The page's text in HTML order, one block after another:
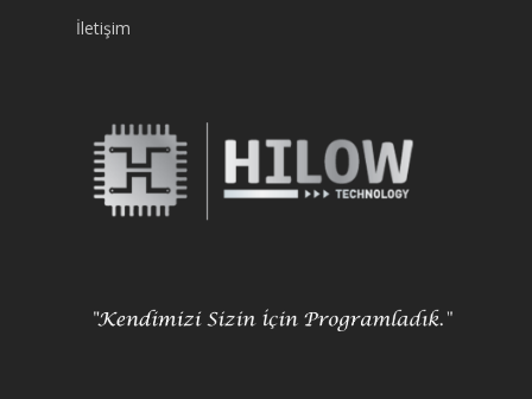
İletişim